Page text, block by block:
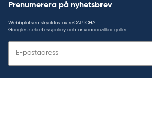
Prenumerera på nyhetsbrev
Webbplatsen skyddas av reCAPTCHA.
Googles sekretesspolicy och användarvillkor gäller.